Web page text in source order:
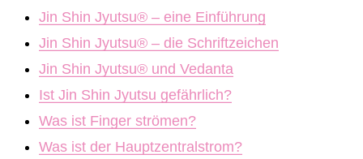
Jin Shin Jyutsu® – eine Einführung
Jin Shin Jyutsu® – die Schriftzeichen
Jin Shin Jyutsu® und Vedanta
Ist Jin Shin Jyutsu gefährlich?
Was ist Finger strömen?
Was ist der Hauptzentralstrom?